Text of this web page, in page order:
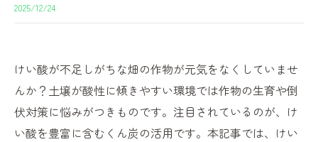
2025/12/24
けい酸が不足しがちな畑の作物が元気をなくしていませ
んか？土壌が酸性に傾きやすい環境では作物の生育や倒
伏対策に悩みがつきものです。注目されているのが、け
い酸を豊富に含むくん炭の活用です。本記事では、けい